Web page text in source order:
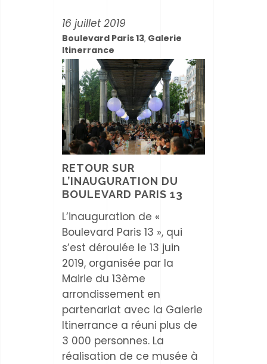
16 juillet 2019
Boulevard Paris 13, Galerie
Itinerrance
RETOUR SUR
L’INAUGURATION DU
BOULEVARD PARIS 13
L’inauguration de «
Boulevard Paris 13 », qui
s’est déroulée le 13 juin
2019, organisée par la
Mairie du 13ème
arrondissement en
partenariat avec la Galerie
Itinerrance a réuni plus de
3 000 personnes. La
réalisation de ce musée à